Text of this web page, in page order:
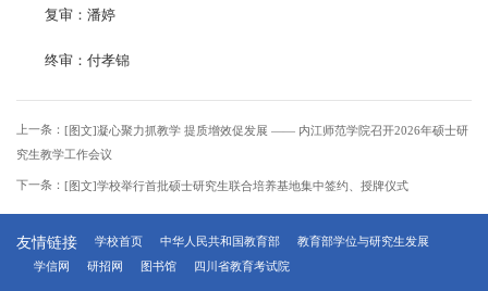
复审：潘婷
终审：付孝锦
上一条： [图文]凝心聚力抓教学 提质增效促发展 —— 内江师范学院召开2026年硕士研
究生教学工作会议
下一条： [图文]学校举行首批硕士研究生联合培养基地集中签约、授牌仪式
友情链接 学校首页 中华人民共和国教育部
教育部学位与研究生发展
学信网
研招网 图书馆 四川省教育考试院